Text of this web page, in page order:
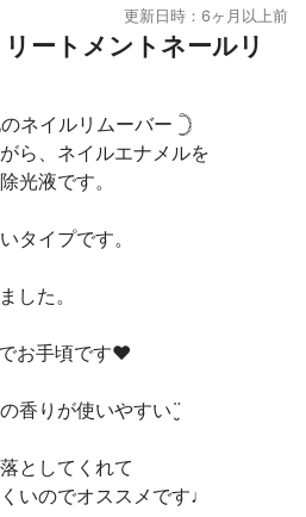
更新日時：6ヶ月以上前
ートメントネールリ
ネイルリムーバー 𓊇
ら、ネイルエナメルを
光液です。
タイプです。
した。
お手頃です♥︎
香りが使いやすい¨̮
としてくれて
いのでオススメです♩